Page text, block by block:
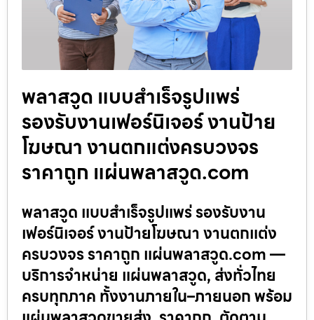
พลาสวูด แบบสำเร็จรูปแพร่
รองรับงานเฟอร์นิเจอร์ งานป้าย
โฆษณา งานตกแต่งครบวงจร
ราคาถูก แผ่นพลาสวูด.com
พลาสวูด แบบสำเร็จรูปแพร่ รองรับงาน
เฟอร์นิเจอร์ งานป้ายโฆษณา งานตกแต่ง
ครบวงจร ราคาถูก แผ่นพลาสวูด.com —
บริการจำหน่าย แผ่นพลาสวูด, ส่งทั่วไทย
ครบทุกภาค ทั้งงานภายใน–ภายนอก พร้อม